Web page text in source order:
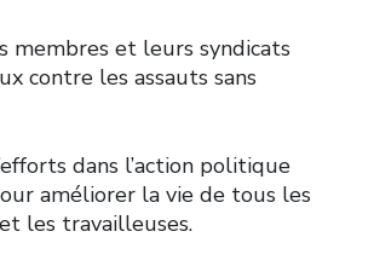
membres et leurs syndicats
contre les assauts sans
dans l’action politique
améliorer la vie de tous les
les travailleuses.